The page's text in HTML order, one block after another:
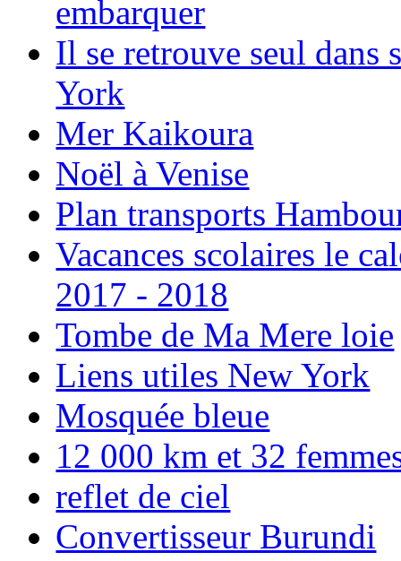
embarquer
Il se retrouve seul dans
York
Mer Kaikoura
Noël à Venise
Plan transports
Vacances scolaires le
2017 - 2018
Tombe de Ma Mere loie
Liens utiles New York
Mosquée bleue
12 000 km et 32
reflet de ciel
Convertisseur Burundi